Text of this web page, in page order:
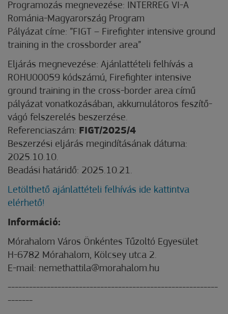
Programozás megnevezése: INTERREG VI-A
Románia-Magyarország Program
Pályázat címe: ”FIGT – Firefighter intensive ground
training in the crossborder area”
Eljárás megnevezése: Ajánlattételi felhívás a
ROHU00059 kódszámú, Firefighter intensive
ground training in the cross-border area című
pályázat vonatkozásában, akkumulátoros feszítő-
vágó felszerelés beszerzése.
Referenciaszám: FIGT/2025/4
Beszerzési eljárás megindításának dátuma:
2025.10.10.
Beadási határidő: 2025.10.21.
Letölthető ajánlattételi felhívás ide kattintva
elérhető!
Információ:
Mórahalom Város Önkéntes Tűzoltó Egyesület
H-6782 Mórahalom, Kölcsey utca 2.
E-mail: nemethattila@morahalom.hu
-----------------------------------------------------------
-------